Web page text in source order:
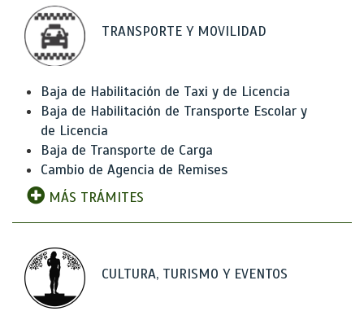
TRANSPORTE Y MOVILIDAD
Baja de Habilitación de Taxi y de Licencia
Baja de Habilitación de Transporte Escolar y
de Licencia
Baja de Transporte de Carga
Cambio de Agencia de Remises
MÁS TRÁMITES
CULTURA, TURISMO Y EVENTOS